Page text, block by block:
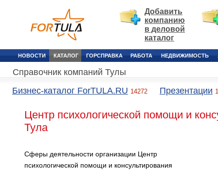
Добавить
компанию
в деловой
каталог
НОВОСТИ КАТАЛОГ ГОРСПРАВКА РАБОТА НЕДВИЖИМОСТЬ
Справочник компаний Тулы
Бизнес-каталог ForTULA.RU 14272 Презентации
Центр психологической помощи и
Тула
Сферы деятельности организации Центр
психологической помощи и консультирования